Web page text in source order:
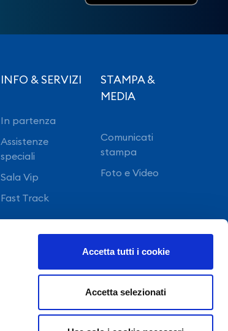
Accetta tutti i cookie
Accetta selezionati
INFO & SERVIZI
In partenza
Assistenze
speciali
Sala Vip
Fast Track
STAMPA &
MEDIA
Comunicati
stampa
Foto e Video